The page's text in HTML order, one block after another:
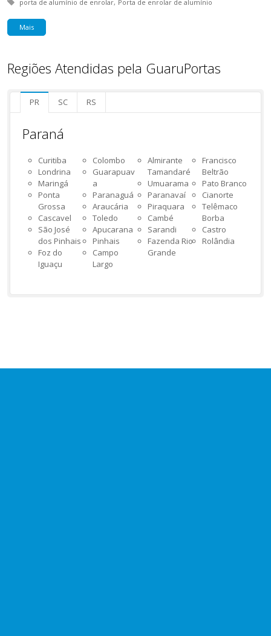
Tagged with:
porta de alumínio de enrolar Porta de enrolar de alumínio
Mais
Regiões Atendidas pela GuaruPortas
PR SC RS
Paraná
Curitiba
Londrina
Maringá
Ponta
Grossa
Cascavel
São José
dos Pinhais
Foz do
Iguaçu
Colombo
Guarapuav
a
Paranaguá
Araucária
Toledo
Apucarana
Pinhais
Campo
Largo
Almirante
Tamandaré
Umuarama
Paranavaí
Piraquara
Cambé
Sarandi
Fazenda Rio
Grande
Francisco
Beltrão
Pato Branco
Cianorte
Telêmaco
Borba
Castro
Rolândia